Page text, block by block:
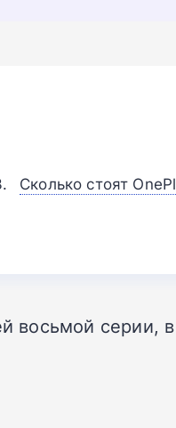
Сколько стоят
восьмой